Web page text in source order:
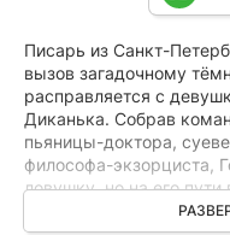
Писарь из Санкт-
вызов загадочному
расправляется с
Диканька. Собрав
пьяницы-доктора,
философа-экзорциста,
ловушку, но на его
нечистой силы – Вий,